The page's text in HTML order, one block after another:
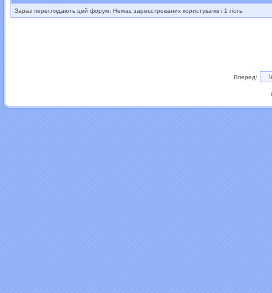
Зараз переглядають цей форум: Немає зареєстрованих користувачів і 1 гість
Вперед: